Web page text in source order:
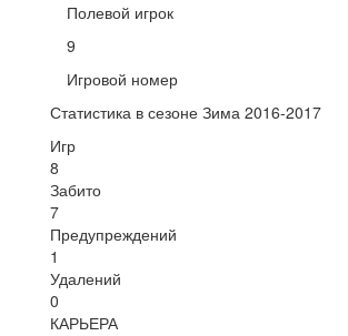
Полевой игрок
9
Игровой номер
Статистика в сезоне Зима 2016-2017
Игр
8
Забито
7
Предупреждений
1
Удалений
0
КАРЬЕРА